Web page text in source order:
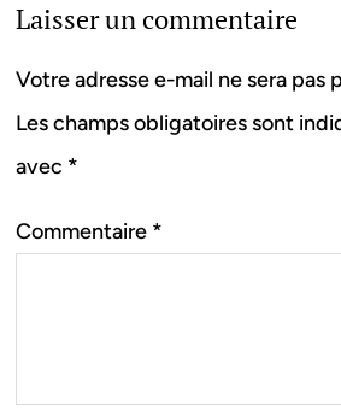
Laisser un commentaire
Votre adresse e-mail ne sera pas
Les champs obligatoires sont
avec *
Commentaire *